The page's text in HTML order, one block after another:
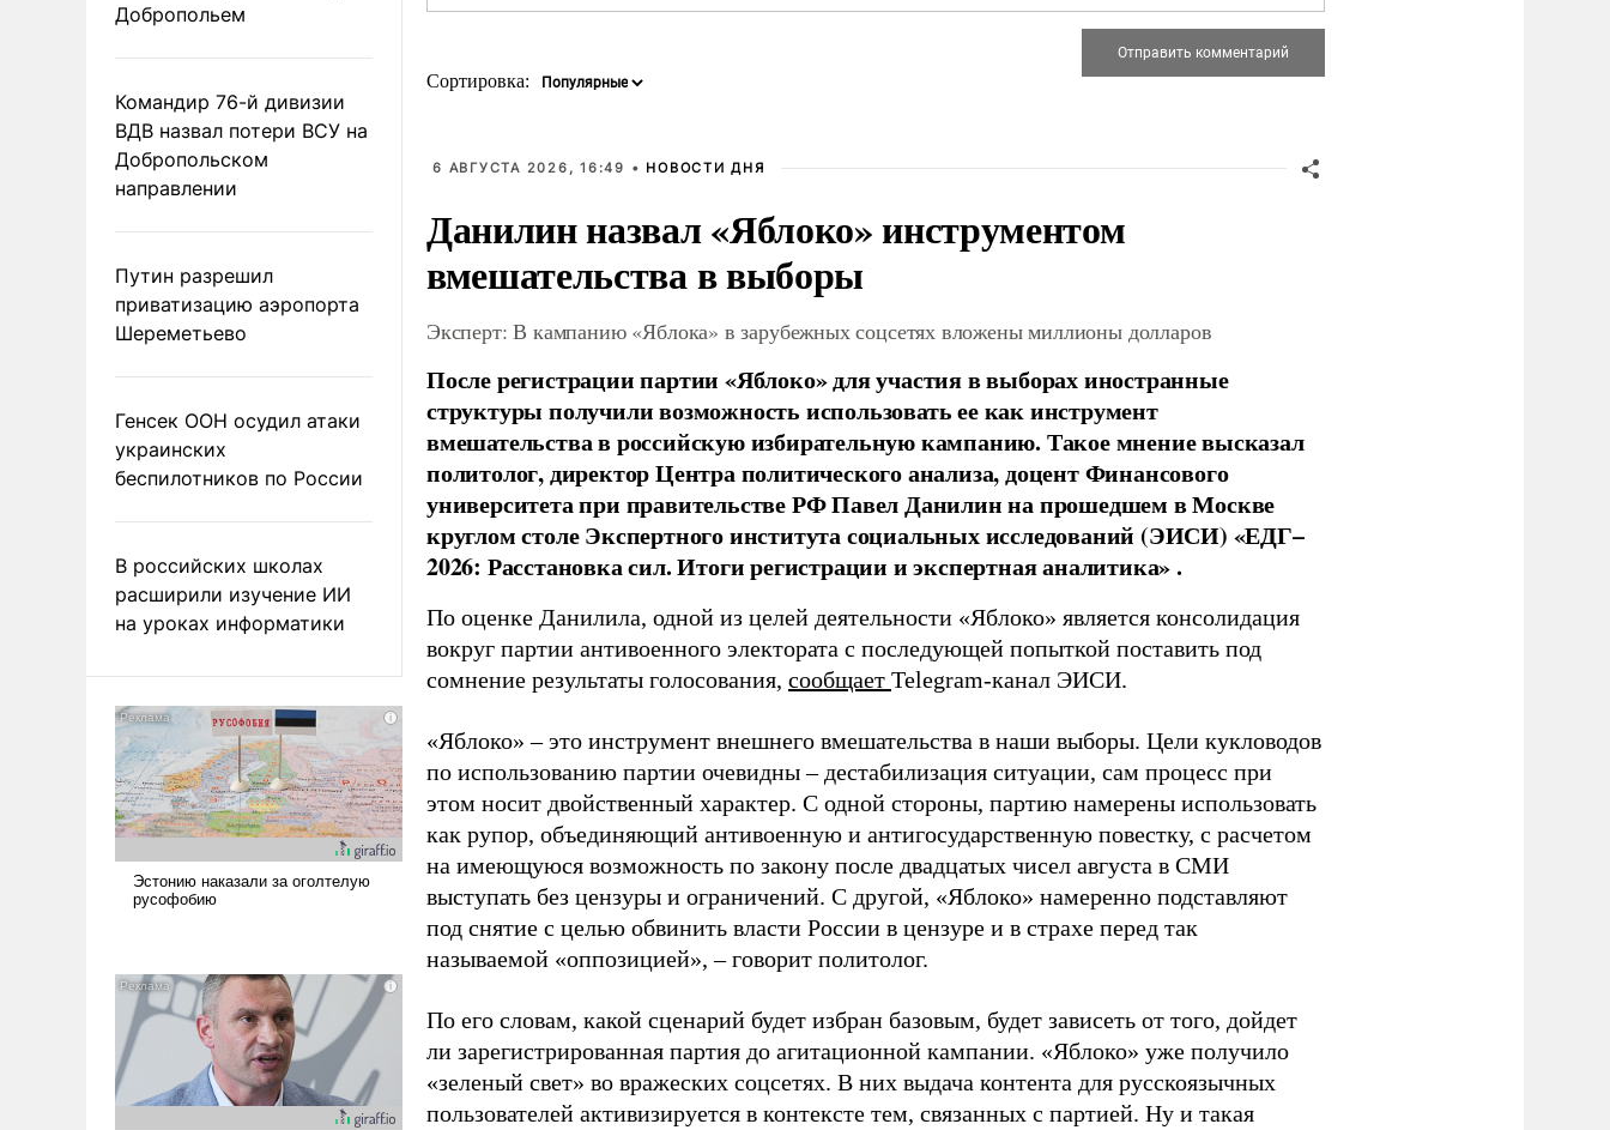
Добропольем
Командир 76-й дивизии
ВДВ назвал потери ВСУ на
Добропольском
направлении
Путин разрешил
приватизацию аэропорта
Шереметьево
Генсек ООН осудил атаки
украинских
беспилотников по России
В российских школах
расширили изучение ИИ
на уроках информатики
Сортировка:
6 АВГУСТА 2026, 16:49 • НОВОСТИ ДНЯ
Данилин назвал «Яблоко» инструментом
вмешательства в выборы
Эксперт: В кампанию «Яблока» в зарубежных соцсетях вложены миллионы долларов
После регистрации партии «Яблоко» для участия в выборах иностранные
структуры получили возможность использовать ее как инструмент
вмешательства в российскую избирательную кампанию. Такое мнение высказал
политолог, директор Центра политического анализа, доцент Финансового
университета при правительстве РФ Павел Данилин на прошедшем в Москве
круглом столе Экспертного института социальных исследований (ЭИСИ) «ЕДГ–
2026: Расстановка сил. Итоги регистрации и экспертная аналитика» .
По оценке Данилила, одной из целей деятельности «Яблоко» является консолидация
вокруг партии антивоенного электората с последующей попыткой поставить под
сомнение результаты голосования, сообщает Telegram-канал ЭИСИ.
«Яблоко» – это инструмент внешнего вмешательства в наши выборы. Цели кукловодов
по использованию партии очевидны – дестабилизация ситуации, сам процесс при
этом носит двойственный характер. С одной стороны, партию намерены использовать
как рупор, объединяющий антивоенную и антигосударственную повестку, с расчетом
на имеющуюся возможность по закону после двадцатых чисел августа в СМИ
выступать без цензуры и ограничений. С другой, «Яблоко» намеренно подставляют
под снятие с целью обвинить власти России в цензуре и в страхе перед так
называемой «оппозицией», – говорит политолог.
По его словам, какой сценарий будет избран базовым, будет зависеть от того, дойдет
ли зарегистрированная партия до агитационной кампании. «Яблоко» уже получило
«зеленый свет» во вражеских соцсетях. В них выдача контента для русскоязычных
пользователей активизируется в контексте тем, связанных с партией. Ну и такая